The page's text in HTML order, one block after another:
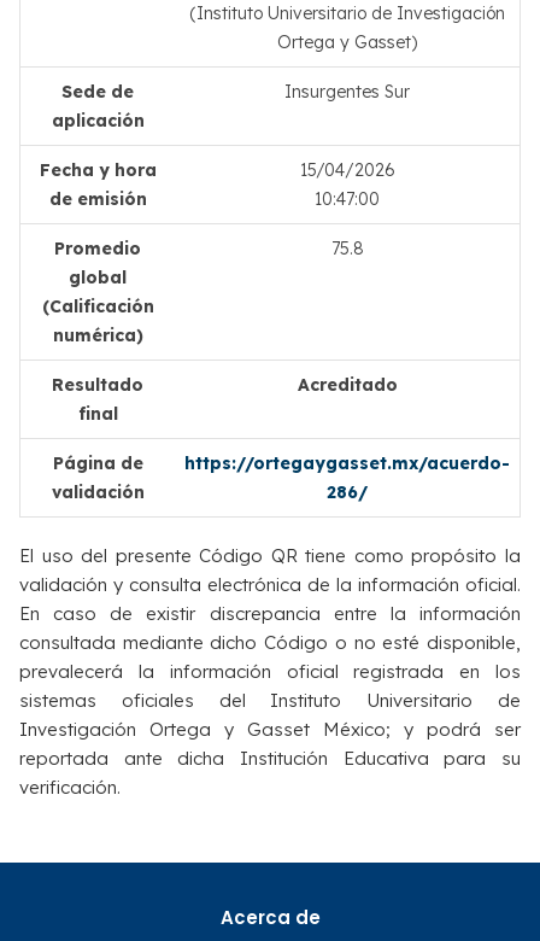
(Instituto Universitario de Investigación
Ortega y Gasset)
Sede de
aplicación
Insurgentes Sur
Fecha y hora
de emisión
15/04/2026
10:47:00
Promedio
global
(Calificación
numérica)
75.8
Resultado
final
Acreditado
Página de
validación
https://ortegaygasset.mx/acuerdo-
286/
El uso del presente Código QR tiene como propósito la
validación y consulta electrónica de la información oficial.
En caso de existir discrepancia entre la información
consultada mediante dicho Código o no esté disponible,
prevalecerá la información oficial registrada en los
sistemas oficiales del Instituto Universitario de
Investigación Ortega y Gasset México; y podrá ser
reportada ante dicha Institución Educativa para su
verificación.
Acerca de